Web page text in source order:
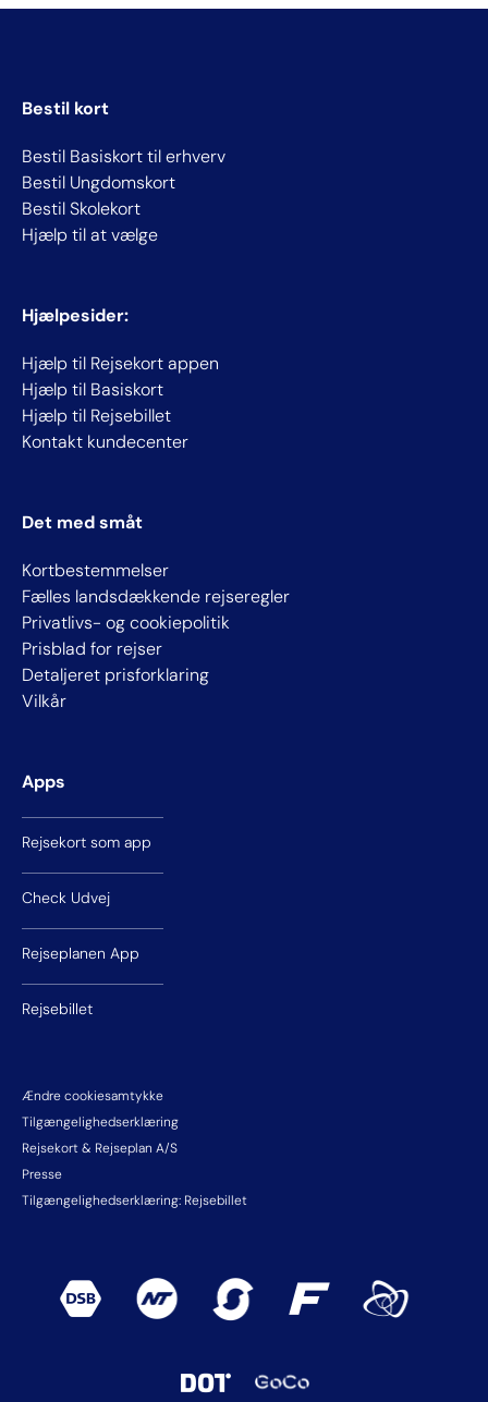
Bestil kort
Bestil Basiskort til erhverv
Bestil Ungdomskort
Bestil Skolekort
Hjælp til at vælge
Hjælpesider:
Hjælp til Rejsekort appen
Hjælp til Basiskort
Hjælp til Rejsebillet
Kontakt kundecenter
Det med småt
Kortbestemmelser
Fælles landsdækkende rejseregler
Privatlivs- og cookiepolitik
Prisblad for rejser
Detaljeret prisforklaring
Vilkår
Apps
Rejsekort som app
Check Udvej
Rejseplanen App
Rejsebillet
Ændre cookiesamtykke
Tilgængelighedserklæring
Rejsekort & Rejseplan A/S
Presse
Tilgængelighedserklæring: Rejsebillet